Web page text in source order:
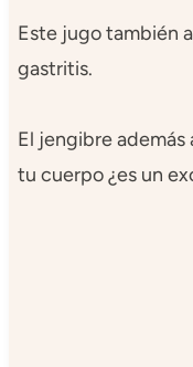
Este jugo también
gastritis.
El jengibre
tu cuerpo ¿es un